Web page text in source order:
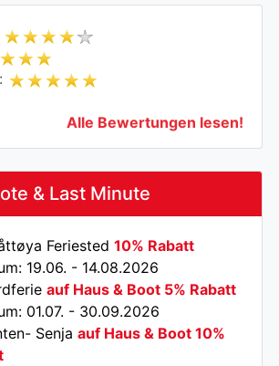
Alle Bewertungen lesen!
& Last Minute
Feriested 10% Rabatt
19.06. - 14.08.2026
auf Haus & Boot 5% Rabatt
01.07. - 30.09.2026
Senja auf Haus & Boot 10%